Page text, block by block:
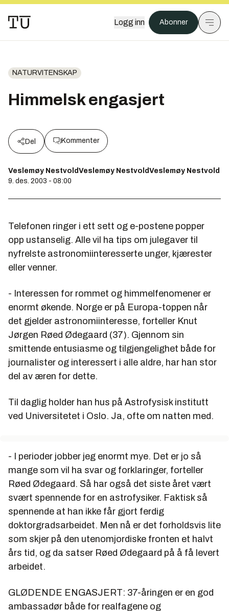
Logg inn Abonner
NATURVITENSKAP
Himmelsk engasjert
Del Kommenter
Veslemøy NestvoldVeslemøy NestvoldVeslemøy Nestvold
9. des. 2003 - 08:00
Telefonen ringer i ett sett og e-postene popper
opp ustanselig. Alle vil ha tips om julegaver til
nyfrelste astronomiinteresserte unger, kjærester
eller venner.
- Interessen for rommet og himmelfenomener er
enormt økende. Norge er på Europa-toppen når
det gjelder astronomiinteresse, forteller Knut
Jørgen Røed Ødegaard (37). Gjennom sin
smittende entusiasme og tilgjengelighet både for
journalister og interessert i alle aldre, har han stor
del av æren for dette.
Til daglig holder han hus på Astrofysisk institutt
ved Universitetet i Oslo. Ja, ofte om natten med.
- I perioder jobber jeg enormt mye. Det er jo så
mange som vil ha svar og forklaringer, forteller
Røed Ødegaard. Så har også det siste året vært
svært spennende for en astrofysiker. Faktisk så
spennende at han ikke får gjort ferdig
doktorgradsarbeidet. Men nå er det forholdsvis lite
som skjer på den utenomjordiske fronten et halvt
års tid, og da satser Røed Ødegaard på å få levert
arbeidet.
GLØDENDE ENGASJERT: 37-åringen er en god
ambassadør både for realfagene og